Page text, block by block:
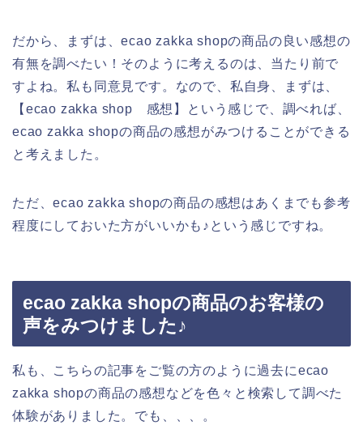
だから、まずは、ecao zakka shopの商品の良い感想の
有無を調べたい！そのように考えるのは、当たり前で
すよね。私も同意見です。なので、私自身、まずは、
【ecao zakka shop 感想】という感じで、調べれば、
ecao zakka shopの商品の感想がみつけることができる
と考えました。
ただ、ecao zakka shopの商品の感想はあくまでも参考
程度にしておいた方がいいかも♪という感じですね。
ecao zakka shopの商品のお客様の
声をみつけました♪
私も、こちらの記事をご覧の方のように過去にecao
zakka shopの商品の感想などを色々と検索して調べた
体験がありました。でも、、、。